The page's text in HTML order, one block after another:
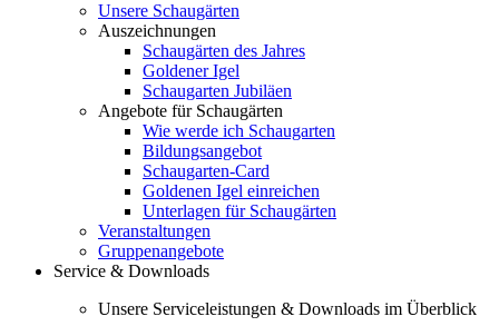
Unsere Schaugärten
Auszeichnungen
Schaugärten des Jahres
Goldener Igel
Schaugarten Jubiläen
Angebote für Schaugärten
Wie werde ich Schaugarten
Bildungsangebot
Schaugarten-Card
Goldenen Igel einreichen
Unterlagen für Schaugärten
Veranstaltungen
Gruppenangebote
Service & Downloads
Unsere Serviceleistungen & Downloads im Überblick